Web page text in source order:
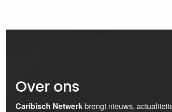
Over ons
Caribisch Netwerkbrengt nieuws,